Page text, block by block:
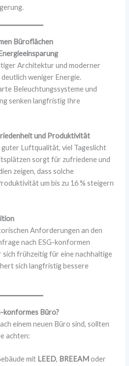
Büroflächen
Architektur und moderner
weniger Energie.
Beleuchtungssysteme und
senken langfristig Ihre
und Produktivität
Luftqualität, viel Tageslicht
sorgt für zufriedene und
zeigen, dass solche
um bis zu 16 % steigern
Anforderungen an den
nach ESG-konformen
frühzeitig für eine nachhaltige
sich langfristig bessere
konformes Büro?
einem neuen Büro sind, sollten
achten:
mit LEED, BREEAModer